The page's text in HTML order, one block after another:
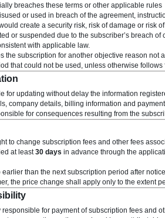
breaches these terms or other applicable rules
or used in breach of the agreement,
create a security risk, risk of damage or risk
or suspended due to the subscriber’s breach
with applicable law.
the subscription for another objective reason
that could not be used, unless otherwise
for updating without delay the information
company details, billing information and
for consequences resulting from the
to change subscription fees and other fees
at least30 days in advance through the
earlier than the next subscription period after
the price change shall apply only to the extent
for payment of subscription fees and